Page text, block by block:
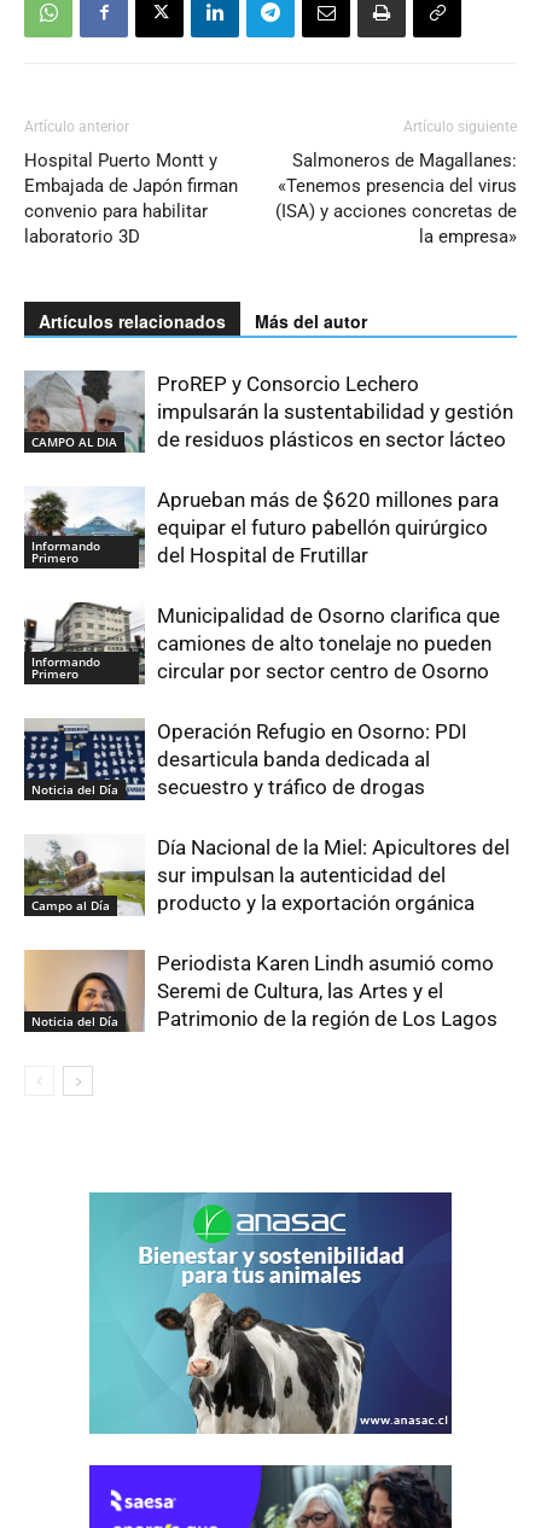
Artículo anterior
Hospital Puerto Montt y
Embajada de Japón firman
convenio para habilitar
laboratorio 3D
Artículo siguiente
Salmoneros de Magallanes:
«Tenemos presencia del virus
(ISA) y acciones concretas de
la empresa»
Artículos relacionados Más del autor
CAMPO AL DIA
ProREP y Consorcio Lechero
impulsarán la sustentabilidad y gestión
de residuos plásticos en sector lácteo
Informando
Primero
Aprueban más de $620 millones para
equipar el futuro pabellón quirúrgico
del Hospital de Frutillar
Informando
Primero
Municipalidad de Osorno clarifica que
camiones de alto tonelaje no pueden
circular por sector centro de Osorno
Noticia del Día
Operación Refugio en Osorno: PDI
desarticula banda dedicada al
secuestro y tráfico de drogas
Campo al Día
Día Nacional de la Miel: Apicultores del
sur impulsan la autenticidad del
producto y la exportación orgánica
Noticia del Día
Periodista Karen Lindh asumió como
Seremi de Cultura, las Artes y el
Patrimonio de la región de Los Lagos